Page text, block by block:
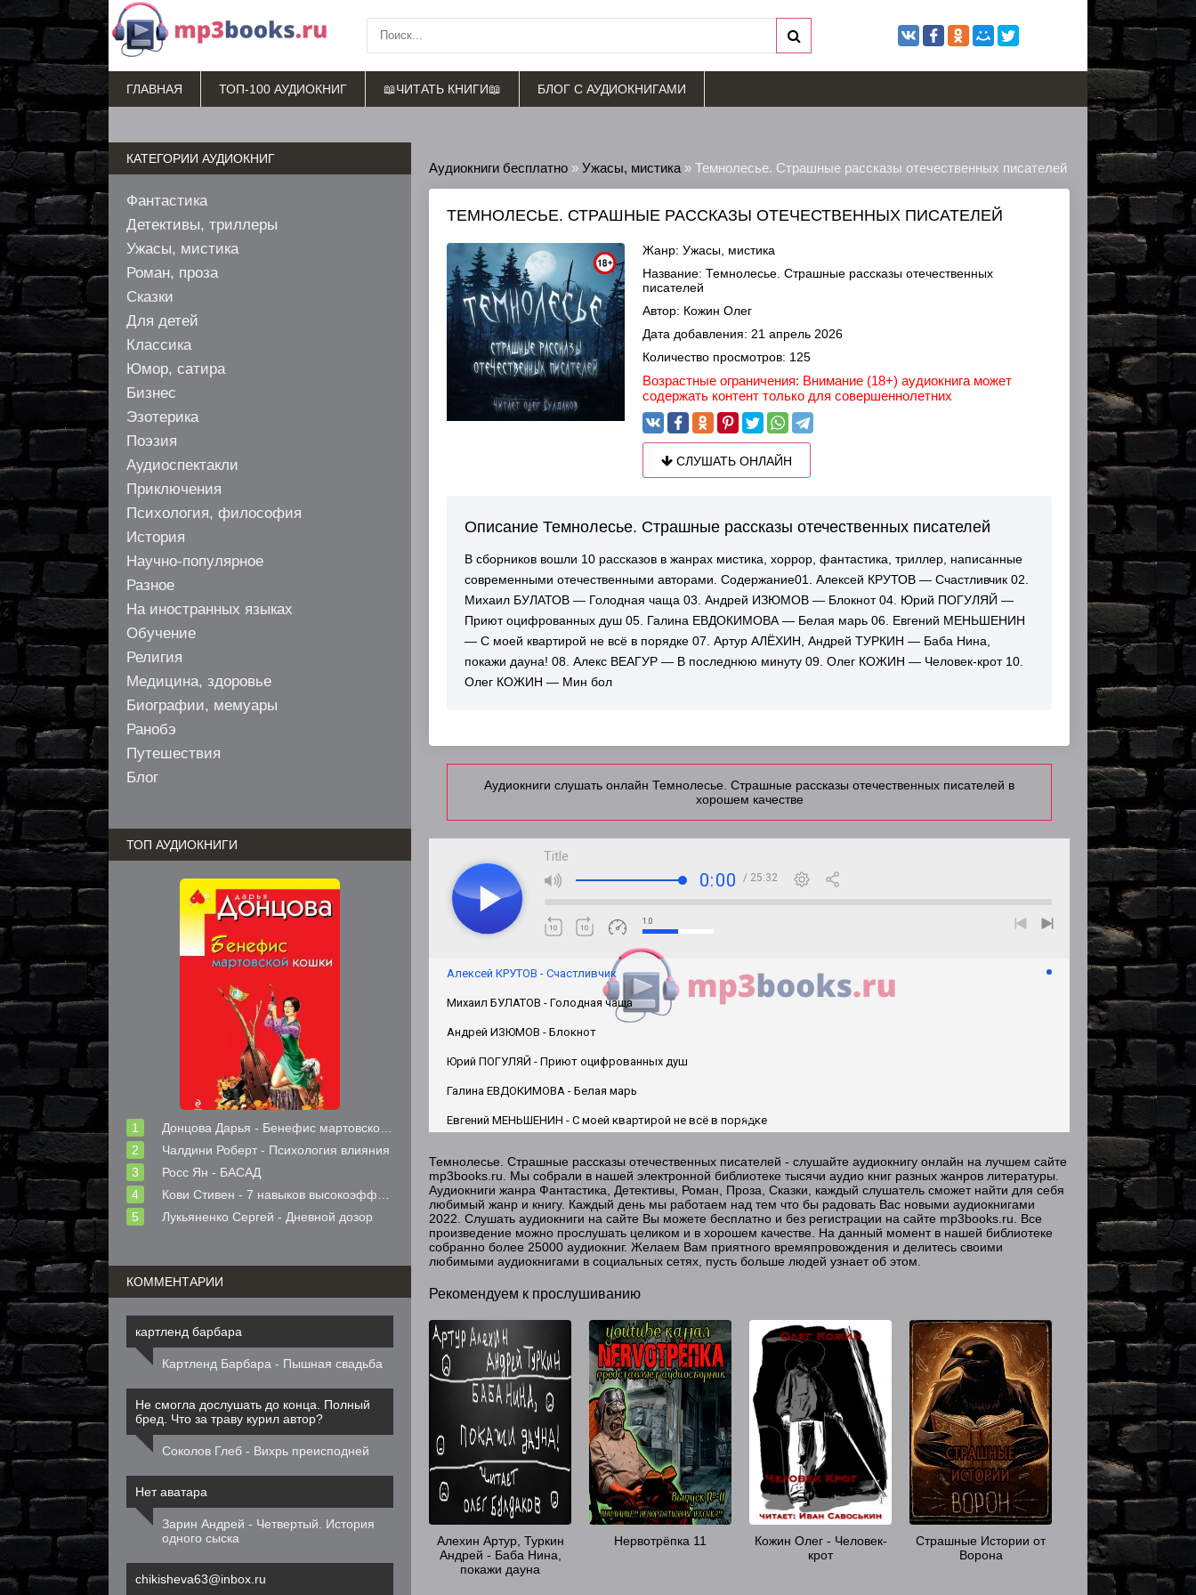
Аудиокниги бесплатно » Ужасы, мистика » Темнолесье. Страшные рассказы отечественных писателей
ТЕМНОЛЕСЬЕ. СТРАШНЫЕ РАССКАЗЫ ОТЕЧЕСТВЕННЫХ ПИСАТЕЛЕЙ
Жанр: Ужасы, мистика
Название: Темнолесье. Страшные рассказы отечественных
писателей
Автор: Кожин Олег
Дата добавления: 21 апрель 2026
Количество просмотров: 125
Возрастные ограничения: Внимание (18+) аудиокнига может
содержать контент только для совершеннолетних
СЛУШАТЬ ОНЛАЙН
Описание Темнолесье. Страшные рассказы отечественных писателей
В сборников вошли 10 рассказов в жанрах мистика, хоррор, фантастика, триллер, написанные
современными отечественными авторами. Содержание01. Алексей КРУТОВ — Счастливчик 02.
Михаил БУЛАТОВ — Голодная чаща 03. Андрей ИЗЮМОВ — Блокнот 04. Юрий ПОГУЛЯЙ —
Приют оцифрованных душ 05. Галина ЕВДОКИМОВА — Белая марь 06. Евгений МЕНЬШЕНИН
— С моей квартирой не всё в порядке 07. Артур АЛЁХИН, Андрей ТУРКИН — Баба Нина,
покажи дауна! 08. Алекс ВЕАГУР — В последнюю минуту 09. Олег КОЖИН — Человек-крот 10.
Олег КОЖИН — Мин бол
Аудиокниги слушать онлайн Темнолесье. Страшные рассказы отечественных писателей в
хорошем качестве
Title
0:00 / 25:32
1.0
Алексей КРУТОВ - Счастливчик
Михаил БУЛАТОВ - Голодная чаща
Андрей ИЗЮМОВ - Блокнот
Юрий ПОГУЛЯЙ - Приют оцифрованных душ
Галина ЕВДОКИМОВА - Белая марь
Евгений МЕНЬШЕНИН - С моей квартирой не всё в порядке
Алекс ВЕАГУР - В последнюю минуту
Олег КОЖИН - Человек-крот
Олег КОЖИН - Мин бол
Темнолесье. Страшные рассказы отечественных писателей - слушайте аудиокнигу онлайн на лучшем сайте
mp3books.ru. Мы собрали в нашей электронной библиотеке тысячи аудио книг разных жанров литературы.
Аудиокниги жанра Фантастика, Детективы, Роман, Проза, Сказки, каждый слушатель сможет найти для себя
любимый жанр и книгу. Каждый день мы работаем над тем что бы радовать Вас новыми аудиокнигами
2022. Слушать аудиокниги на сайте Вы можете бесплатно и без регистрации на сайте mp3books.ru. Все
произведение можно прослушать целиком и в хорошем качестве. На данный момент в нашей библиотеке
собранно более 25000 аудиокниг. Желаем Вам приятного времяпровождения и делитесь своими
любимыми аудиокнигами в социальных сетях, пусть больше людей узнает об этом.
Рекомендуем к прослушиванию
Алехин Артур, Туркин
Андрей - Баба Нина,
покажи дауна
Нервотрёпка 11
Кожин Олег - Человек-
крот
Страшные Истории от
Ворона
КАТЕГОРИИ АУДИОКНИГ
Фантастика
Детективы, триллеры
Ужасы, мистика
Роман, проза
Сказки
Для детей
Классика
Юмор, сатира
Бизнес
Эзотерика
Поэзия
Аудиоспектакли
Приключения
Психология, философия
История
Научно-популярное
Разное
На иностранных языках
Обучение
Религия
Медицина, здоровье
Биографии, мемуары
Ранобэ
Путешествия
Блог
ТОП АУДИОКНИГИ
Донцова Дарья - Бенефис мартовской кошки
Чалдини Роберт - Психология влияния
Росс Ян - БАСАД
Кови Стивен - 7 навыков высокоэффективных людей
Лукьяненко Сергей - Дневной дозор
КОММЕНТАРИИ
картленд барбара
Картленд Барбара - Пышная свадьба
Не смогла дослушать до конца. Полный
бред. Что за траву курил автор?
Соколов Глеб - Вихрь преисподней
Нет аватара
Зарин Андрей - Четвертый. История
одного сыска
chikisheva63@inbox.ru
ГЛАВНАЯ ТОП-100 АУДИОКНИГ 📖ЧИТАТЬ КНИГИ📖 БЛОГ С АУДИОКНИГАМИ